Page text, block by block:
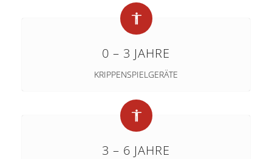
0 – 3 JAHRE
KRIPPENSPIELGERÄTE
3 – 6 JAHRE